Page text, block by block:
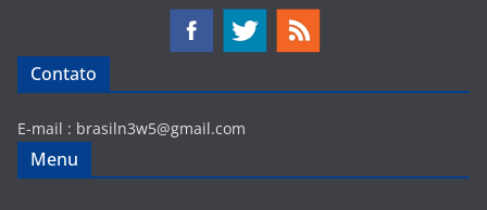
Contato
E-mail : brasiln3w5@gmail.com
Menu